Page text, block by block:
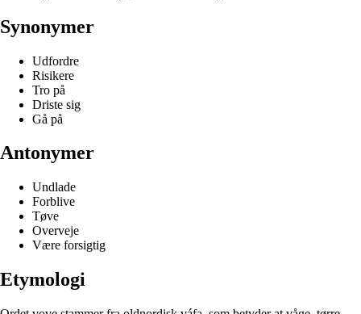
Synonymer
Udfordre
Risikere
Tro på
Driste sig
Gå på
Antonymer
Undlade
Forblive
Tøve
Overveje
Være forsigtig
Etymologi